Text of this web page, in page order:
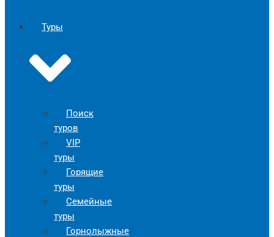
Туры
Поиск
туров
VIP
туры
Горящие
туры
Семейные
туры
Горнолыжные